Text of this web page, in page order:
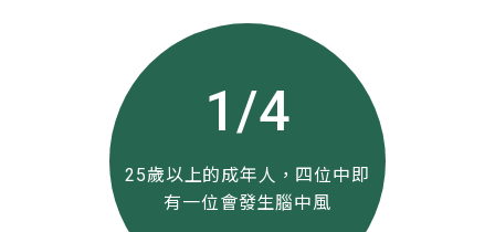
1/4
25歲以上的成年人，四位中即
有一位會發生腦中風